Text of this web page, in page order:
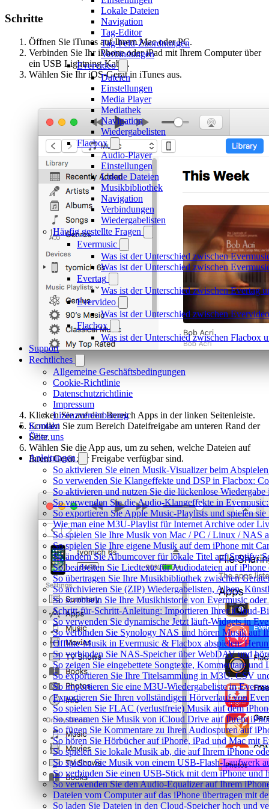
Lokale Dateien
Navigation
Tag-Editor
Tag-Feld-Zuordnungen
Verbindungen
Evervideo
Dateien
Einstellungen
Media Player
Mediathek
Navigation
Wiedergabelisten
Flacbox
Audio-Player
Einstellungen
Lokale Dateien
Musikbibliothek
Navigation
Verbindungen
Wiedergabelisten
Häufig gestellte Fragen
Evermusic
Was ist der Unterschied zwischen
Was ist der Unterschied zwischen
Evertag
Was ist der Unterschied zwischen Evertag
Evervideo
Was ist der Unterschied zwischen
Flacbox
Was ist der Unterschied zwischen Flacbox
Support
Rechtliches
Allgemeine Geschäftsbedingungen
Cookie-Richtlinie
Datenschutzrichtlinie
Impressum
Lizenzvereinbarung
Kontakt
Über uns
Anleitungen
So aktivieren Sie einen Musik-Visualizer beim
So verwenden Sie Klangeffekte und DSP in Flacbox:
So aktivieren und nutzen Sie die lückenlose
So verwenden Sie die Audio-Klangeffekte in
So exportieren Sie Apple Music-Playlists und spielen
Wie man eine M3U-Playlist für Internet Archive oder
So spielen Sie Ihre Musik von Mac / PC / Linux / NAS
So spielen Sie Ihre eigene Musik auf dem iPhone mit
So ändern Sie Albumcover für lokale Titel auf Spotify:
So bearbeiten Sie Liedtexte für Audiodateien auf
So übertragen Sie Ihre Musikbibliothek zwischen
So archivieren Sie (ZIP) Wiedergabelisten, Alben,
So scrobbeln Sie Ihre Musikhistorie von Evermusic
Schritt-für-Schritt-Anleitung: Importieren Ihrer iCloud-
So verwenden Sie dynamische Jetzt läuft-Widgets in
So verbinden Sie Synology NAS und hören Musik auf
Offline-Musik in Evermusic & Flacbox abspielen:
So verbinden Sie NAS-Speicher über WebDAV und
So zeigen Sie eingebettete Songtexte, Kommentare
So exportieren Sie Ihre Titelsammlung in M3U, CSV
So importieren Sie eine M3U-Wiedergabeliste in
Exportieren Sie Ihren vollständigen Hörverlauf von
So spielen Sie FLAC (verlustfreie) Musik auf dem
So streamen Sie Musik von iCloud Drive auf Ihrem
So fügen Sie Kommentare zu Ihren Audiospuren auf
So hören Sie Hörbücher auf iPhone, iPad und Mac mit
So spielen Sie lokale Musik ab, die auf Ihrem iPhone
So spielen Sie Musik von einem USB-Flash-Laufwerk
So verbinden Sie einen USB-Stick mit dem iPhone
So verwenden Sie den Audio-Equalizer auf Ihrem
Dateien vom Computer auf das iPhone übertragen mit
So laden Sie Dateien in den Cloud-Speicher hoch und
Schritte
Öffnen Sie iTunes auf Ihrem Mac oder PC.
Verbinden Sie Ihr iPhone oder iPad mit Ihrem Computer über
ein USB Lightning-Kabel.
Wählen Sie Ihr iOS-Gerät in iTunes aus.
Klicken Sie auf den Bereich Apps in der linken Seitenleiste.
Scrollen Sie zum Bereich Dateifreigabe am unteren Rand der
Seite.
Wählen Sie die App aus, um zu sehen, welche Dateien auf
Ihrem Gerät zur Freigabe verfügbar sind.